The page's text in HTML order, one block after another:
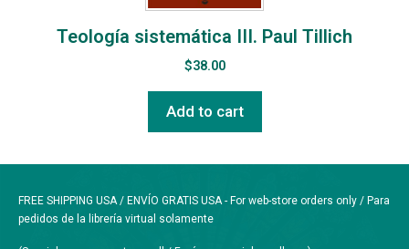
Teología sistemática III. Paul Tillich
$38.00
Add to cart
FREE SHIPPING USA / ENVÍO GRATIS USA - For web-store orders only / Para
pedidos de la librería virtual solamente